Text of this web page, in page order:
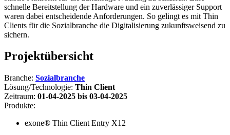
schnelle Bereitstellung der Hardware und ein zuverlässiger Support
waren dabei entscheidende Anforderungen. So gelingt es mit Thin
Clients für die Sozialbranche die Digitalisierung zukunftsweisend zu
sichern.
Projektübersicht
Branche: Sozialbranche
Lösung/Technologie: Thin Client
Zeitraum: 01-04-2025 bis 03-04-2025
Produkte:
exone® Thin Client Entry X12